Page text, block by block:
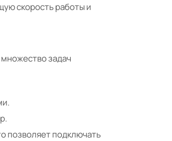
скорость работы и
задач
позволяет подключать